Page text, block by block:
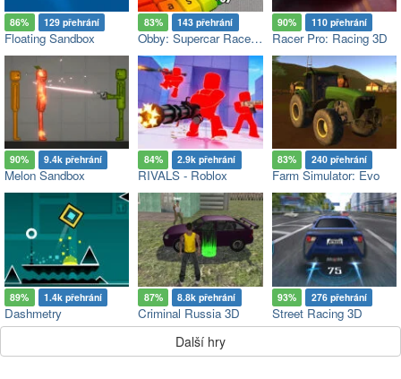
86% 129 přehrání
Floating Sandbox
83% 143 přehrání
Obby: Supercar Race on a Giant Keyboard
90% 110 přehrání
Racer Pro: Racing 3D
90% 9.4k přehrání
Melon Sandbox
84% 2.9k přehrání
RIVALS - Roblox
83% 240 přehrání
Farm Simulator: Evo
89% 1.4k přehrání
Dashmetry
87% 8.8k přehrání
Criminal Russia 3D
93% 276 přehrání
Street Racing 3D
Další hry